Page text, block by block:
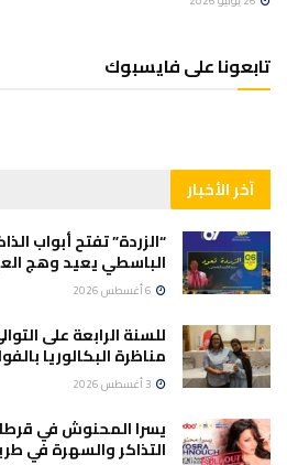
تابعونا على فايسبوك
آخر الأخبار
“الزردة” تفتح أبواب
الباسطي يعيد وهج
للسنة الرابعة على
مناظرة البكالوريا
يسرا المحنوش في
التذاكر والسهرة في